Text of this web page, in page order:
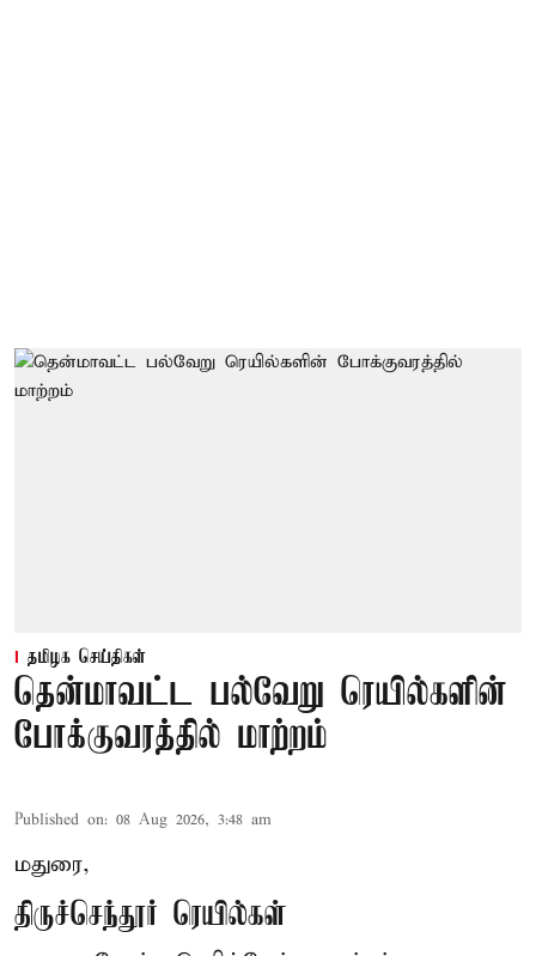
தமிழக செய்திகள்
தென்மாவட்ட பல்வேறு ரெயில்களின்
போக்குவரத்தில் மாற்றம்
Published on: 08 Aug 2026, 3:48 am
மதுரை,
திருச்செந்தூர் ரெயில்கள்